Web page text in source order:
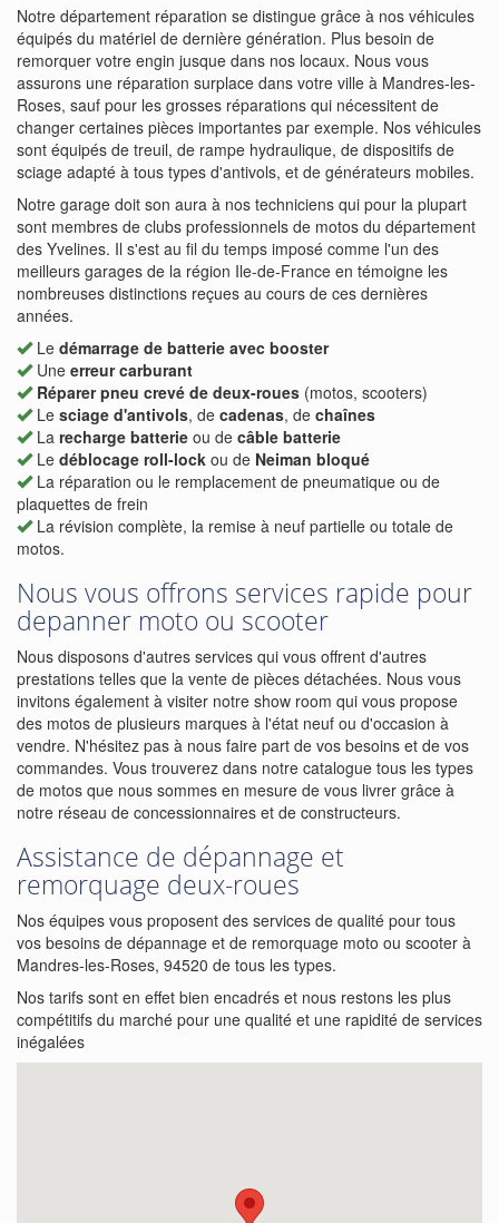
Notre département réparation se distingue grâce à nos véhicules
équipés du matériel de dernière génération. Plus besoin de
remorquer votre engin jusque dans nos locaux. Nous vous
assurons une réparation surplace dans votre ville à Mandres-les-
Roses, sauf pour les grosses réparations qui nécessitent de
changer certaines pièces importantes par exemple. Nos véhicules
sont équipés de treuil, de rampe hydraulique, de dispositifs de
sciage adapté à tous types d'antivols, et de générateurs mobiles.
Notre garage doit son aura à nos techniciens qui pour la plupart
sont membres de clubs professionnels de motos du département
des Yvelines. Il s'est au fil du temps imposé comme l'un des
meilleurs garages de la région Ile-de-France en témoigne les
nombreuses distinctions reçues au cours de ces dernières
années.
Le démarrage de batterie avec booster
Une erreur carburant
Réparer pneu crevé de deux-roues (motos, scooters)
Le sciage d'antivols, de cadenas, de chaînes
La recharge batterie ou de câble batterie
Le déblocage roll-lock ou de Neiman bloqué
La réparation ou le remplacement de pneumatique ou de
plaquettes de frein
La révision complète, la remise à neuf partielle ou totale de
motos.
Nous vous offrons services rapide pour
depanner moto ou scooter
Nous disposons d'autres services qui vous offrent d'autres
prestations telles que la vente de pièces détachées. Nous vous
invitons également à visiter notre show room qui vous propose
des motos de plusieurs marques à l'état neuf ou d'occasion à
vendre. N'hésitez pas à nous faire part de vos besoins et de vos
commandes. Vous trouverez dans notre catalogue tous les types
de motos que nous sommes en mesure de vous livrer grâce à
notre réseau de concessionnaires et de constructeurs.
Assistance de dépannage et
remorquage deux-roues
Nos équipes vous proposent des services de qualité pour tous
vos besoins de dépannage et de remorquage moto ou scooter à
Mandres-les-Roses, 94520 de tous les types.
Nos tarifs sont en effet bien encadrés et nous restons les plus
compétitifs du marché pour une qualité et une rapidité de services
inégalées